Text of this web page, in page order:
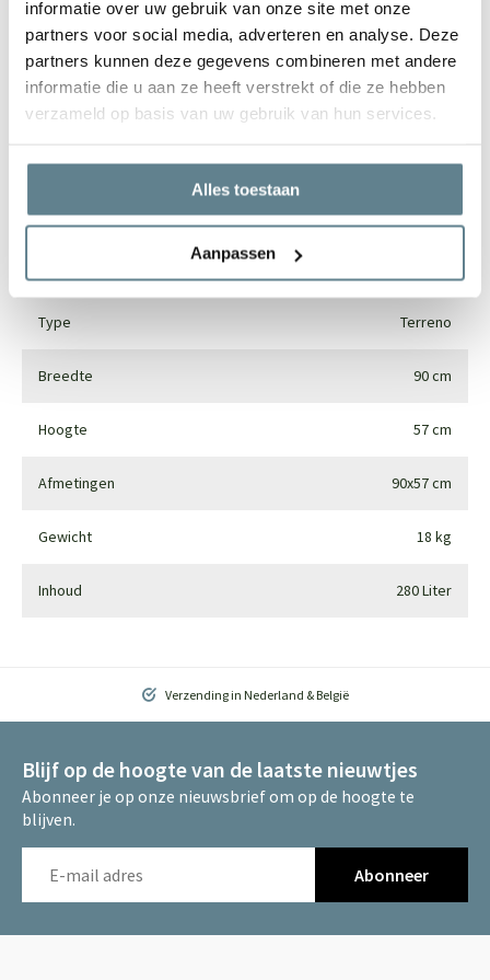
informatie over uw gebruik van onze site met onze
partners voor social media, adverteren en analyse. Deze
partners kunnen deze gegevens combineren met andere
informatie die u aan ze heeft verstrekt of die ze hebben
verzameld op basis van uw gebruik van hun services.
Alles toestaan
Aanpassen
Specificaties
Merk Luca lifestyle
Vorm Rond
Gebruik Interieur en exterieur
Type Terreno
Breedte 90 cm
Hoogte 57 cm
Afmetingen 90x57 cm
Gewicht 18 kg
Inhoud 280 Liter
Verzending in Nederland & België
Blijf op de hoogte van de laatste nieuwtjes
Abonneer je op onze nieuwsbrief om op de hoogte te
blijven.
Abonneer